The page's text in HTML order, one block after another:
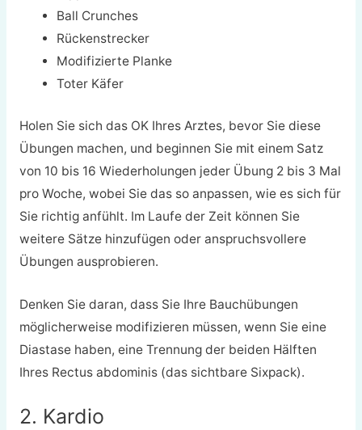
Ball Crunches
Rückenstrecker
Modifizierte Planke
Toter Käfer
Holen Sie sich das OK Ihres Arztes, bevor Sie diese
Übungen machen, und beginnen Sie mit einem Satz
von 10 bis 16 Wiederholungen jeder Übung 2 bis 3 Mal
pro Woche, wobei Sie das so anpassen, wie es sich für
Sie richtig anfühlt. Im Laufe der Zeit können Sie
weitere Sätze hinzufügen oder anspruchsvollere
Übungen ausprobieren.
Denken Sie daran, dass Sie Ihre Bauchübungen
möglicherweise modifizieren müssen, wenn Sie eine
Diastase haben, eine Trennung der beiden Hälften
Ihres Rectus abdominis (das sichtbare Sixpack).
2. Kardio